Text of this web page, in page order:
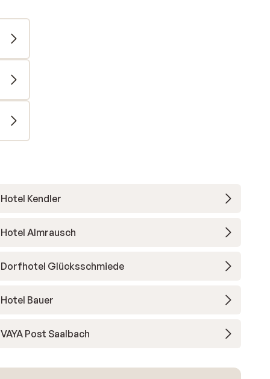
Hotel Kendler
Hotel Almrausch
Dorfhotel Glücksschmiede
Hotel Bauer
VAYA Post Saalbach